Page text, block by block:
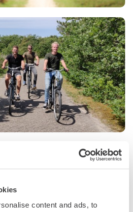
content and ads, to